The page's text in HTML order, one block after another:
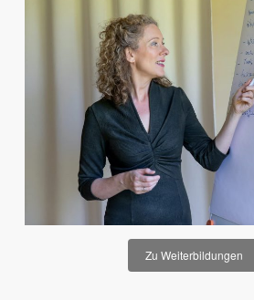
Zu Weiterbildungen